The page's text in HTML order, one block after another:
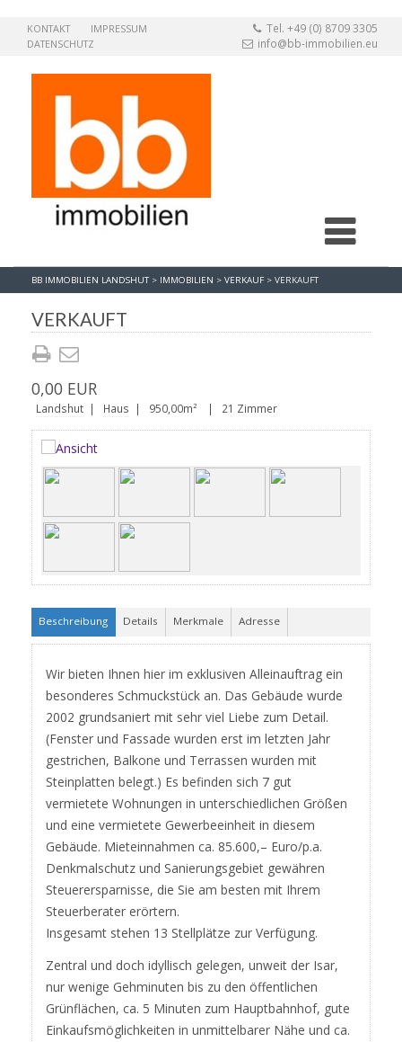
KONTAKT
IMPRESSUM
DATENSCHUTZ
Tel. +49 (0) 8709 3305
info@bb-immobilien.eu
BB IMMOBILIEN LANDSHUT > IMMOBILIEN > VERKAUF > VERKAUFT
VERKAUFT
0,00 EUR
Landshut | Haus | 950,00m² | 21 Zimmer
Beschreibung Details Merkmale Adresse
Wir bieten Ihnen hier im exklusiven Alleinauftrag ein
besonderes Schmuckstück an. Das Gebäude wurde
2002 grundsaniert mit sehr viel Liebe zum Detail.
(Fenster und Fassade wurden erst im letzten Jahr
gestrichen, Balkone und Terrassen wurden mit
Steinplatten belegt.) Es befinden sich 7 gut
vermietete Wohnungen in unterschiedlichen Größen
und eine vermietete Gewerbeeinheit in diesem
Gebäude. Mieteinnahmen ca. 85.600,– Euro/p.a.
Denkmalschutz und Sanierungsgebiet gewähren
Steuerersparnisse, die Sie am besten mit Ihrem
Steuerberater erörtern.
Insgesamt stehen 13 Stellplätze zur Verfügung.
Zentral und doch idyllisch gelegen, unweit der Isar,
nur wenige Gehminuten bis zu den öffentlichen
Grünflächen, ca. 5 Minuten zum Hauptbahnhof, gute
Einkaufsmöglichkeiten in unmittelbarer Nähe und ca.